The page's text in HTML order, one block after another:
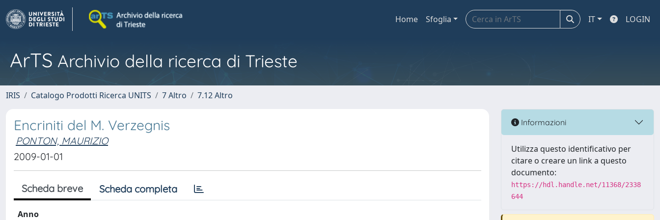
Home Sfoglia IT LOGIN
ArTS Archivio della ricerca di Trieste
IRIS Catalogo Prodotti Ricerca UNITS 7 Altro 7.12 Altro
Encriniti del M. Verzegnis
PONTON, MAURIZIO
2009-01-01
Scheda breve Scheda completa
Anno
Informazioni
Utilizza questo identificativo per
citare o creare un link a questo
documento:
https://hdl.handle.net/11368/2338
644